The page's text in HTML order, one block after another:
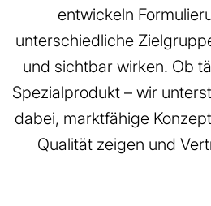
entwickeln
unterschiedliche
und sichtbar wirken. Ob
Spezialprodukt – wir
dabei, marktfähige
Qualität zeigen und